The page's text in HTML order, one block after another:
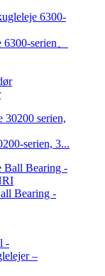
serien、
serien, 3...
Bearing -